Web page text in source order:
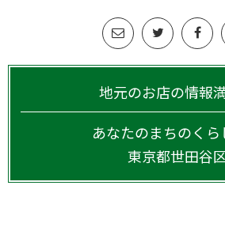
地元のお店の情報
あなたのまちのく
東京都世田谷